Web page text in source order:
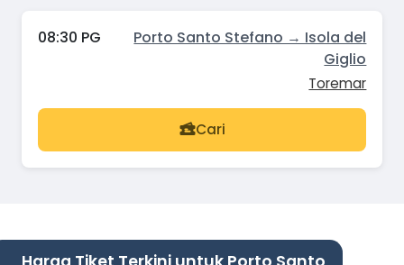
08:30 PG
Porto Santo Stefano → Isola del
Giglio
Toremar
Cari